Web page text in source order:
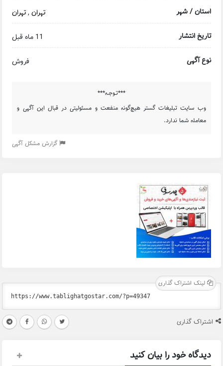
استان / شهر تهران,تهران
تاریخ انتشار 11 ماه قبل
نوع آگهی فروش
***تـوجـه***
وب سایت تبلیغات گستر هیچ‌گونه منفعت و مسئولیتی در قبال این آگهی و
معامله شما ندارد.
گزارش مشکل آگهی
لینک اشتراک گذاری
اشتراک گذاری
دیدگاه خود را بیان کنید